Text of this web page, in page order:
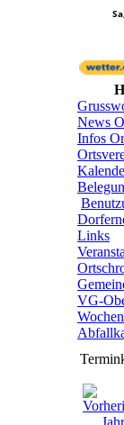
News
Infos
Links
VG-